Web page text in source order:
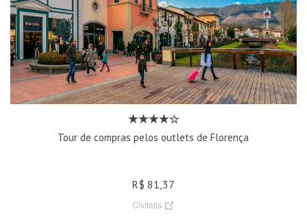
Tour de compras pelos outlets de Florença
R$ 81,37
Civitatis